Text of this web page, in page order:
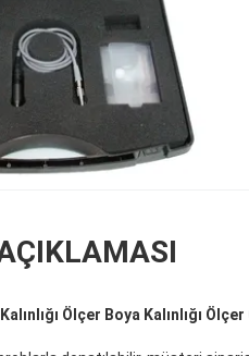
Ölçer Boya Kalınlığı